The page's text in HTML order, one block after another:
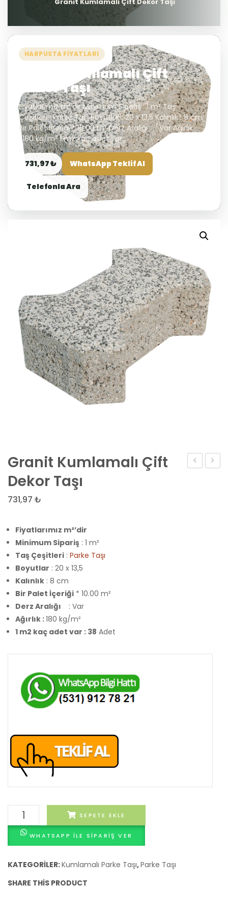
HARPUSTA FIYATLARI
Granit Kumlamalı Çift
Dekor Taşı
Fiyatlarımız m²’dir Minimum Sipariş : 1 m² Taş
Çeşitleri : Parke Taşı Boyutlar : 20 x 13,5 Kalınlık : 8 cm
Bir Palet İçeriği * 10.00 m² Derz Aralığı : Var Ağırlık
: 180 kg/m² 1 m2 kaç adet var...
731,97 ₺ WhatsApp Teklif Al
Telefonla Ara
Granit Kumlamalı Çift
Dekor Taşı
731,97 ₺
Fiyatlarımız m²’dir
Minimum Sipariş : 1 m²
Taş Çeşitleri : Parke Taşı
Boyutlar : 20 x 13,5
Kalınlık : 8 cm
Bir Palet İçeriği * 10.00 m²
Derz Aralığı
: Var
Ağırlık :180 kg/m²
1 m2 kaç adet var : 38 Adet
Granit
Kumlamalı
Çift
Taşı
SEPETE EKLE
WHATSAPP ILE SIPARIŞ VER
KATEGORILER:Kumlamalı Parke Taşı,Parke Taşı
SHARE THIS PRODUCT